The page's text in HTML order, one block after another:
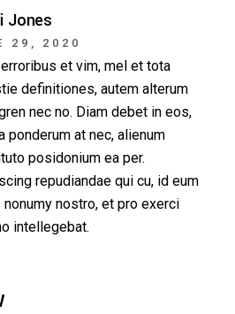
Jones
29, 2020
et vim, mel et tota
definitiones, autem alterum
nec no. Diam debet in eos,
ponderum at nec, alienum
posidonium ea per.
repudiandae qui cu, id eum
nonumy nostro, et pro exerci
intellegebat.